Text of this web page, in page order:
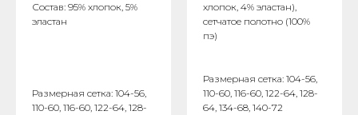
Состав: 95% хлопок, 5%
эластан
Размерная сетка: 104-56,
110-60, 116-60, 122-64, 128-
хлопок, 4% эластан),
сетчатое полотно (100%
пэ)
Размерная сетка: 104-56,
110-60, 116-60, 122-64, 128-
64, 134-68, 140-72